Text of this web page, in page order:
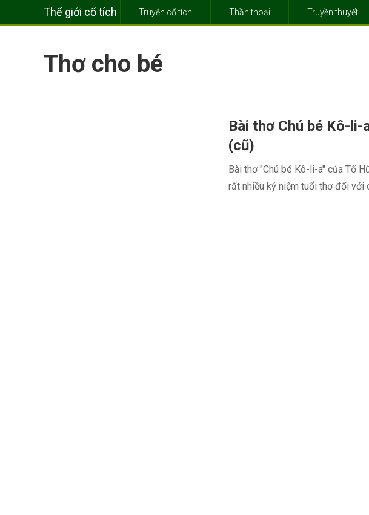
Thế giới cổ tích Truyện cổ tích Thần thoại Truyền thuyết
Thơ cho bé
Bài thơ Chú bé Kô-
(cũ)
Bài thơ "Chú bé Kô-li-a" của Tố
rất nhiều kỷ niệm tuổi thơ đối với